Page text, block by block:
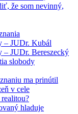
že som nevinný,
– JUDr. Kubál
– JUDr. Bereszecký
slobody
ma prinútil
v cele
hladuje